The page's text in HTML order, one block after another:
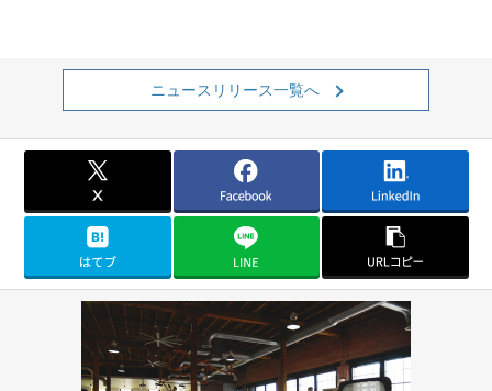
ニュースリリース一覧へ